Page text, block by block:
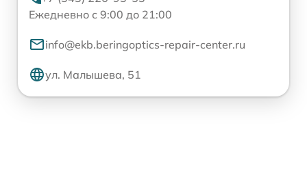
Ежедневно с 9:00 до 21:00
info@ekb.beringoptics-repair-center.ru
ул. Малышева, 51